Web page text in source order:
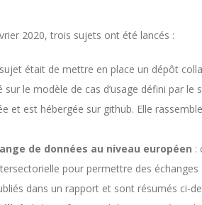
2020, trois sujets ont été lancés :
était de mettre en place un dépôt
le modèle de cas d’usage défini par le
et est hébergée sur github. Elle
de données au niveau européen :
pour permettre des
dans un rapport et sont résumés ci-